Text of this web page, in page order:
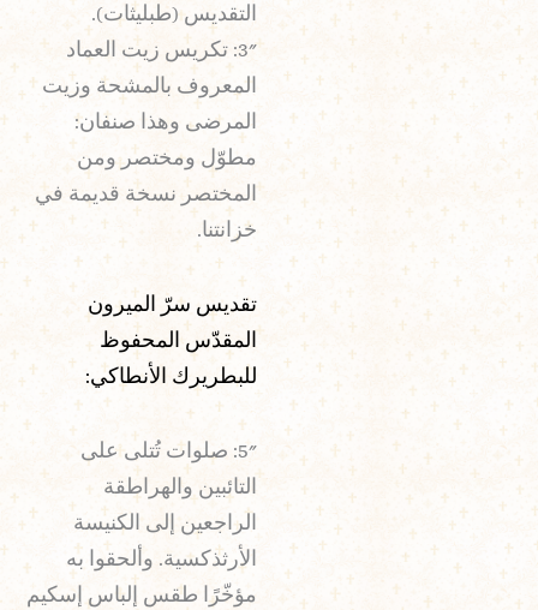
التقديس (طبليثات).
3″: تكريس زيت العماد
المعروف بالمشحة وزيت
المرضى وهذا صنفان:
مطوّل ومختصر ومن
المختصر نسخة قديمة في
خزانتنا.
تقديس سرّ الميرون
المقدّس المحفوظ
للبطريرك الأنطاكي:
5″: صلوات تُتلى على
التائبين والهراطقة
الراجعين إلى الكنيسة
الأرثذكسية. وألحقوا به
مؤخّرًا طقس إلباس إسكيم